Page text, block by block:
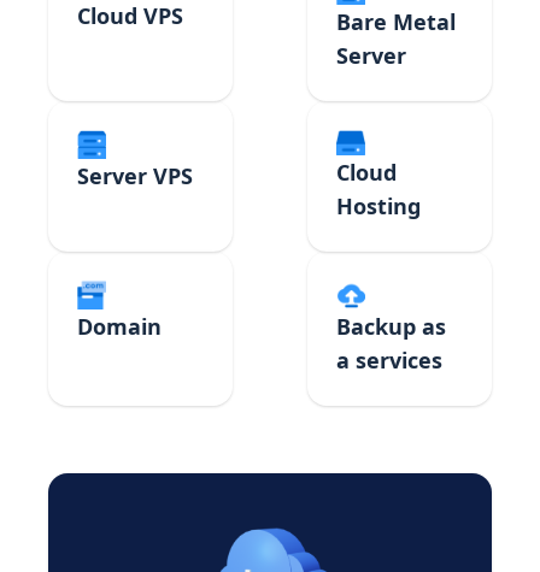
Cloud VPS
Bare Metal
Server
Server VPS
Cloud
Hosting
Domain
Backup as
a services